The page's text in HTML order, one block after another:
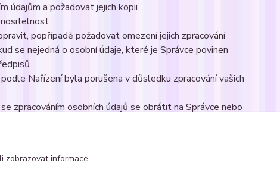
údajům a požadovat jejich kopii
popřípadě požadovat omezení jejich zpracování
se nejedná o osobní údaje, které je Správce povinen
Nařízení byla porušena v důsledku zpracování vašich
zpracováním osobních údajů se obrátit na Správce nebo
zobrazovat informace